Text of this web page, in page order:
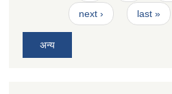
next › last »
अन्य